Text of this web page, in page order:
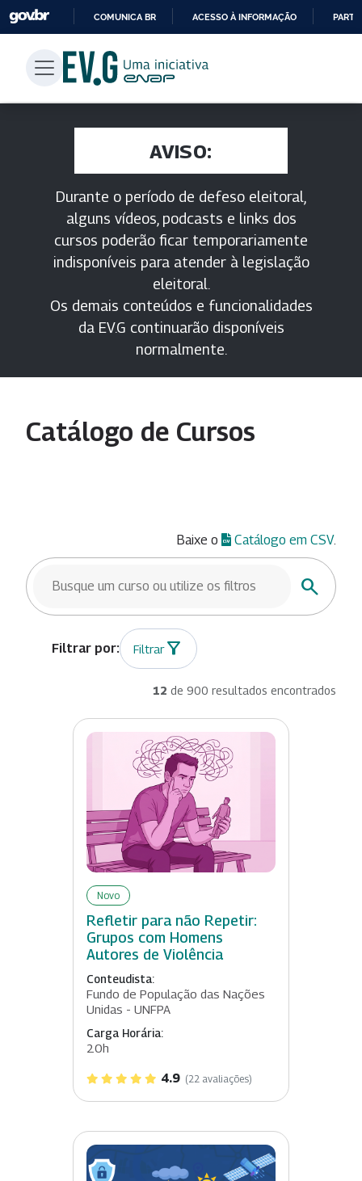
PARA
CONTEÚDO
COMUNICA BR ACESSO À INFORMAÇÃO
AVISO:
Durante o período de defeso eleitoral,
alguns vídeos, podcasts e links dos
cursos poderão ficar temporariamente
indisponíveis para atender à legislação
eleitoral.
Os demais conteúdos e funcionalidades
da EV.G continuarão disponíveis
normalmente.
Catálogo de Cursos
Baixe o Catálogo em CSV.
BUSCAR CURSOS
Buscar
Filtrar
12 de 900 resultados encontrados
Novo
Refletir para não Repetir:
Grupos com Homens
Autores de Violência
Conteudista:
Fundo de População das Nações
Unidas - UNFPA
Carga Horária:
20h
4.9 (22 avaliações)